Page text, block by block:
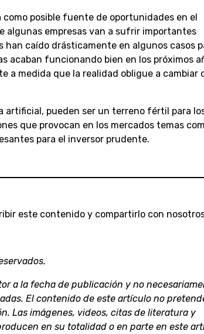
posible fuente de oportunidades en el
algunas empresas van a sufrir importantes
caído drásticamente en algunos casos
acaban funcionando bien en los próximos
a medida que la realidad obligue a cambiar
artificial, pueden ser un terreno fértil para
que provocan en los mercados temas
para el inversor prudente.
este contenido y compartirlo con
a la fecha de publicación y no
El contenido de este artículo no
Las imágenes, videos, citas de literatura y
en su totalidad o en parte en este